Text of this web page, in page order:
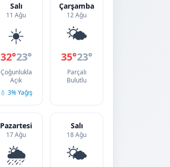
Salı
11 Ağu
☀️
32°23°
Çoğunlukla
Açık
💧 3% Yağış
Çarşamba
12 Ağu
🌤️
35°23°
Parçalı
Bulutlu
Pazartesi
17 Ağu
🌦️
Salı
18 Ağu
🌤️